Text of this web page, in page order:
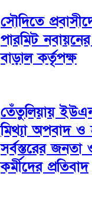
সৌদিতে
পারমিট
বাড়াল কর্তৃপক্ষ
তেঁতুলিয়ায়
মিথ্যা অপবাদ ও
সর্বস্তরের জনতা
কর্মীদের প্রতিবাদ